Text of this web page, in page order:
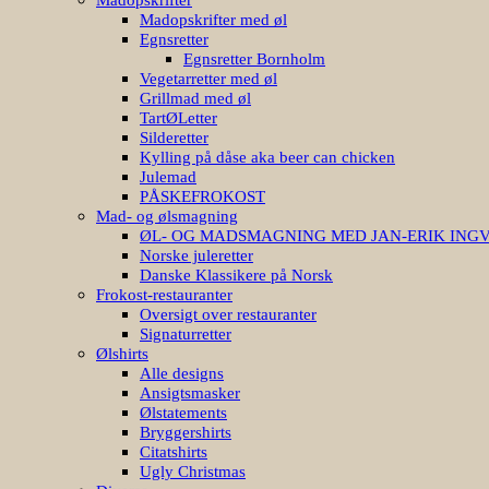
Madopskrifter med øl
Egnsretter
Egnsretter Bornholm
Vegetarretter med øl
Grillmad med øl
TartØLetter
Silderetter
Kylling på dåse aka beer can chicken
Julemad
PÅSKEFROKOST
Mad- og ølsmagning
ØL- OG MADSMAGNING MED JAN-ERIK
Norske juleretter
Danske Klassikere på Norsk
Frokost-restauranter
Oversigt over restauranter
Signaturretter
Ølshirts
Alle designs
Ansigtsmasker
Ølstatements
Bryggershirts
Citatshirts
Ugly Christmas